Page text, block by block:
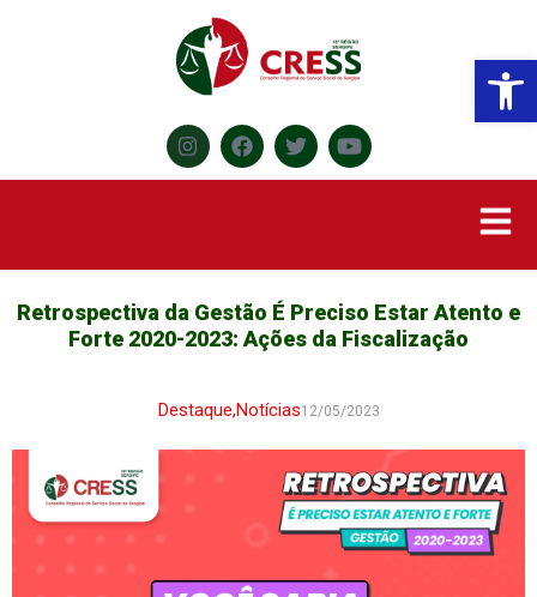
Retrospectiva da Gestão É Preciso Estar Atento e
Forte 2020-2023: Ações da Fiscalização
Destaque,Notícias12/05/2023